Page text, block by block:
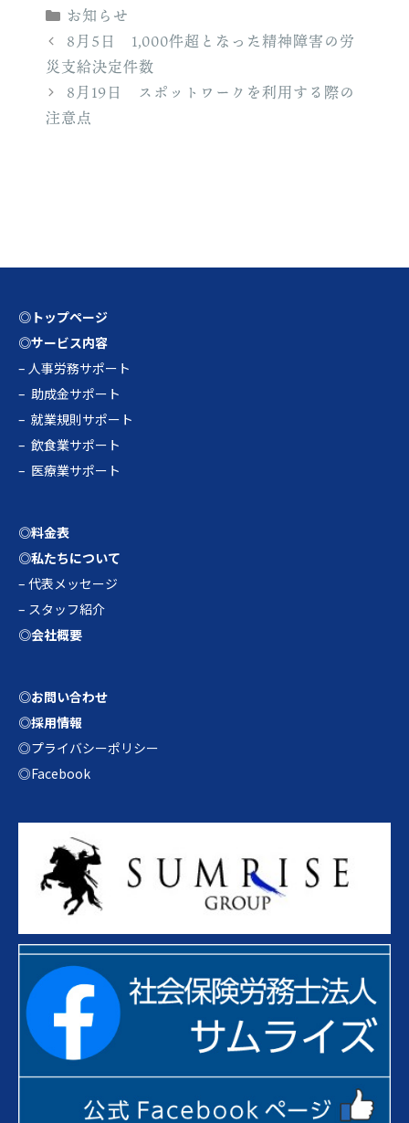
カ
テ
ゴ
リ
ー
お知らせ
8月5日 1,000件超となった精神障害の労
災支給決定件数
8月19日 スポットワークを利用する際の
注意点
◎トップページ
◎サービス内容
– 人事労務サポート
– 助成金サポート
– 就業規則サポート
– 飲食業サポート
– 医療業サポート
◎料金表
◎私たちについて
– 代表メッセージ
– スタッフ紹介
◎会社概要
◎お問い合わせ
◎採用情報
◎プライバシーポリシー
◎Facebook